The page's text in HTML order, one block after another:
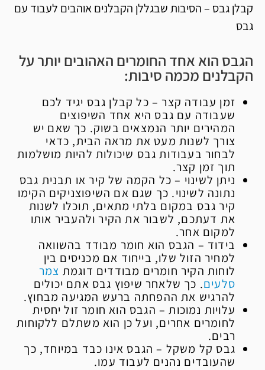
קבלן גבס – הסיבות שבגללן הקבלנים אוהבים לעבוד עם
גבס
הגבס הוא אחד החומרים האהובים יותר על
הקבלנים מכמה סיבות:
זמן עבודה קצר – כל קבלן גבס יגיד לכם
שעבודה עם גבס היא אחד השיפוצים
המהירים יותר הנמצאים בשוק. כך שאם יש
צורך לשנות מעט את מראה הבית, כדאי
לבחור בעבודות גבס שיכולות להיות מושלמות
תוך זמן קצר.
ניתן לשינוי – כל הקמה של קיר או תבנית גבס
נתונה לשינוי. כך שגם אם השיפוצניקים הקימו
קיר גבס במקום בלתי מתאים, תוכלו לשנות
את דעתכם, לשבור את הקיר ולהעביר אותו
למקום אחר.
בידוד – הגבס הוא חומר מבודד בהשוואה
למחיר הזול שלו, בייחוד אם מכניסים בין
לוחות הקיר חומרים מבודדים דוגמת צמר
סלעים. כך שלאחר שיפוץ גבס אתם יכולים
להרגיש את ההפחתה ברעש המגיעה מבחוץ.
עלויות נמוכות – הגבס הוא חומר זול יחסית
לחומרים אחרים, ועל כן הוא משתלם ללקוחות
רבים.
גבס קל משקל – הגבס אינו כבד במיוחד, כך
שהעובדים נהנים לעבוד עמו.